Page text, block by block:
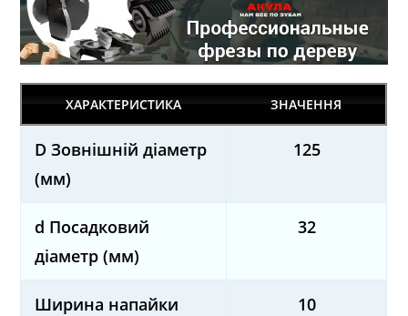
ХАРАКТЕРИСТИКА ЗНАЧЕННЯ
D Зовнішній діаметр
(мм)
125
d Посадковий
діаметр (мм)
32
Ширина напайки
10